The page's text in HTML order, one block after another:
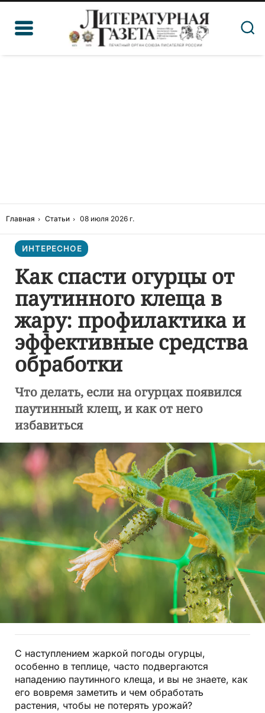
Главная Статьи 08 июля 2026 г.
ИНТЕРЕСНОЕ
Как спасти огурцы от
паутинного клеща в
жару: профилактика и
эффективные средства
обработки
Что делать, если на огурцах появился
паутинный клещ, и как от него
избавиться
С наступлением жаркой погоды огурцы,
особенно в теплице, часто подвергаются
нападению паутинного клеща, и вы не знаете, как
его вовремя заметить и чем обработать
растения, чтобы не потерять урожай?